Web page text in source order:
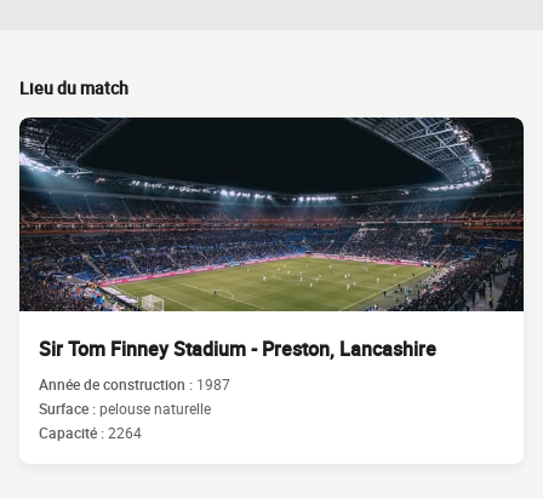
Lieu du match
Sir Tom Finney Stadium - Preston, Lancashire
Année de construction : 1987
Surface :pelouse naturelle
Capacité :2264